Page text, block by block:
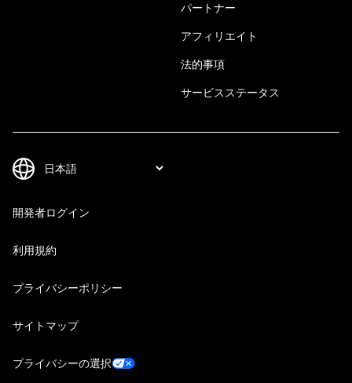
パートナー
アフィリエイト
法的事項
サービスステータス
開発者ログイン
利用規約
プライバシーポリシー
サイトマップ
プライバシーの選択